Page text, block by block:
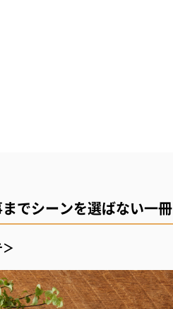
でシーンを選ばない一冊